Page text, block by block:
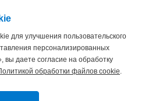
Кульман 35А, пом. 7 (4-й этаж),220100
для улучшения пользовательского
персонализированных
даете согласие на обработку
обработки файлов cookie.